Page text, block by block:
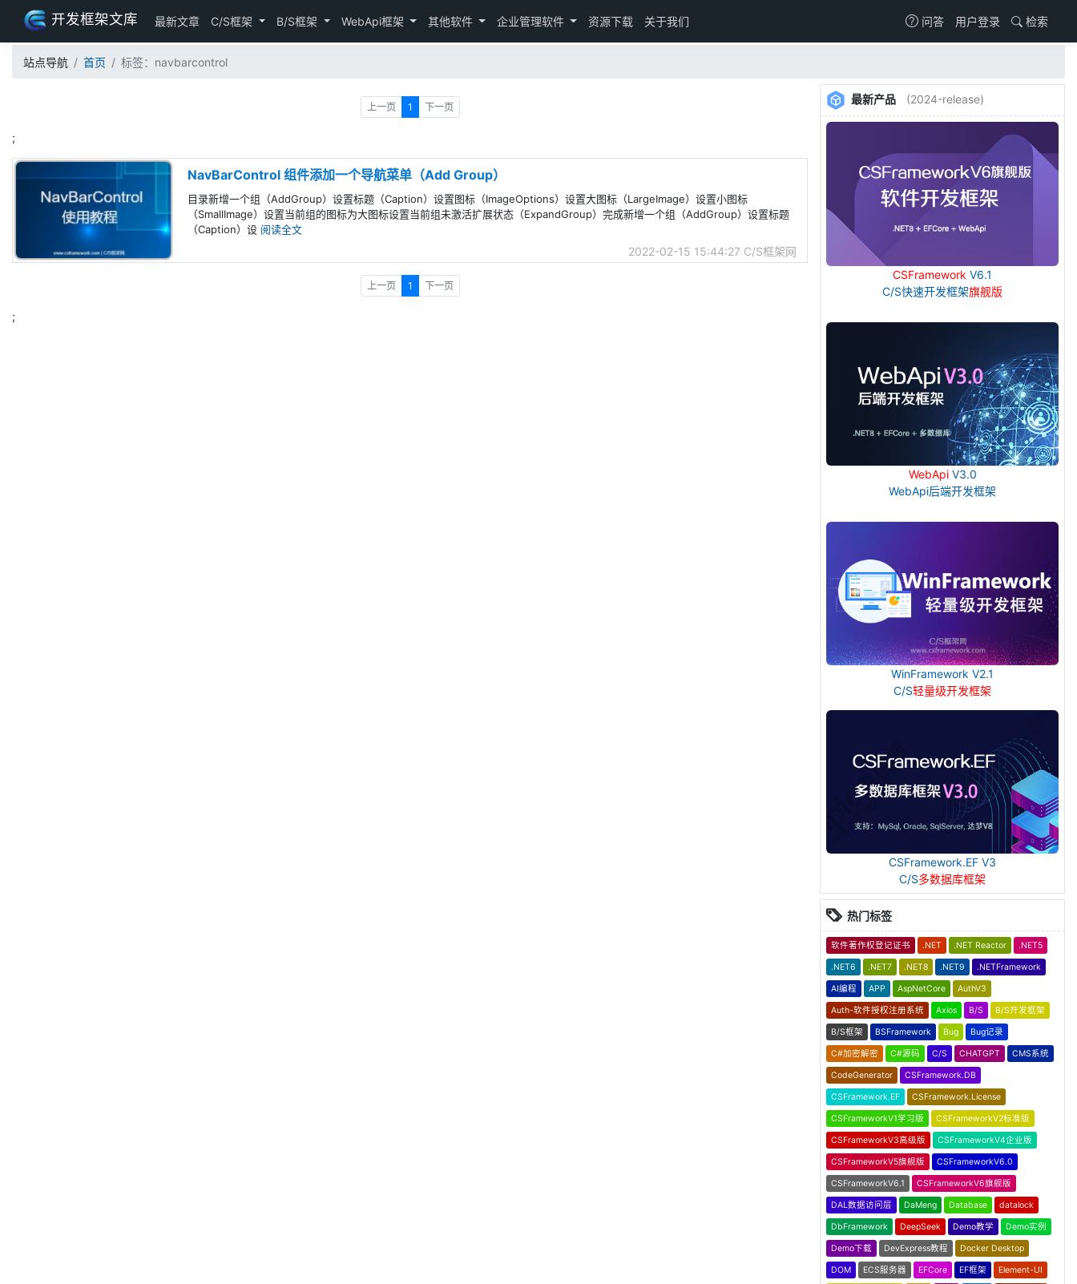
开发框架文库 最新文章 C/S框架 B/S框架 WebApi框架 其他软件 企业管理软件 资源下载 关于我们 问答 用户登录 检索
站点导航 首页 标签：navbarcontrol
上一页 1 下一页
;
NavBarControl 组件添加一个导航菜单（Add Group）
目录新增一个组（AddGroup）设置标题（Caption）设置图标（ImageOptions）设置大图标（LargeImage）设置小图标
（SmallImage）设置当前组的图标为大图标设置当前组未激活扩展状态（ExpandGroup）完成新增一个组（AddGroup）设置标题
（Caption）设 阅读全文
2022-02-15 15:44:27 C/S框架网
上一页 1 下一页
;
最新产品 (2024-release)
CSFramework V6.1
C/S快速开发框架旗舰版
WebApiV3.0
WebApi后端开发框架
WinFramework V2.1
C/S轻量级开发框架
CSFramework.EF V3
C/S多数据库框架
热门标签
软件著作权登记证书 .NET .NET Reactor .NET5
.NET6 .NET7 .NET8 .NET9 .NETFramework
AI编程 APP AspNetCore AuthV3
Auth-软件授权注册系统 Axios B/S B/S开发框架
B/S框架 BSFramework Bug Bug记录
C#加密解密 C#源码 C/S CHATGPT CMS系统
CodeGenerator CSFramework.DB
CSFramework.EF CSFramework.License
CSFrameworkV1学习版 CSFrameworkV2标准版
CSFrameworkV3高级版 CSFrameworkV4企业版
CSFrameworkV5旗舰版 CSFrameworkV6.0
CSFrameworkV6.1 CSFrameworkV6旗舰版
DAL数据访问层 DaMeng Database datalock
DbFramework DeepSeek Demo教学 Demo实例
Demo下载 DevExpress教程 Docker Desktop
DOM ECS服务器 EFCore EF框架 Element-UI